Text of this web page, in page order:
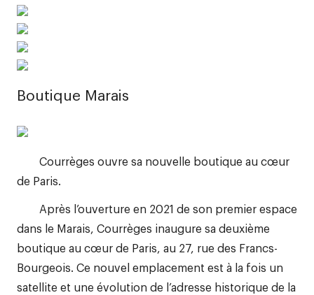
Boutique Marais
Courrèges ouvre sa nouvelle boutique au cœur
de Paris.
Après l’ouverture en 2021 de son premier espace
dans le Marais, Courrèges inaugure sa deuxième
boutique au cœur de Paris, au 27, rue des Francs-
Bourgeois. Ce nouvel emplacement est à la fois un
satellite et une évolution de l’adresse historique de la